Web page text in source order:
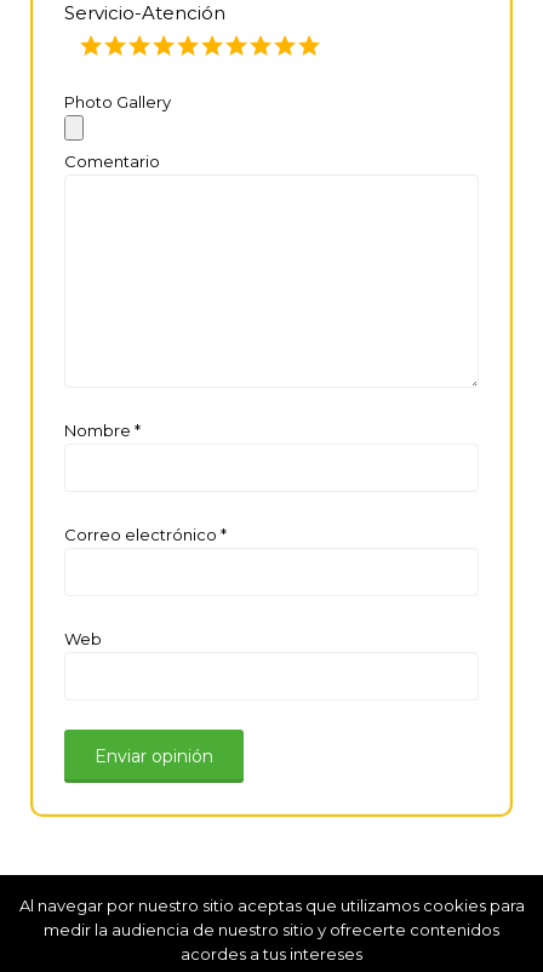
Servicio-Atención
Photo Gallery
Comentario
Nombre *
Correo electrónico *
Web
Copyright Gastronomía Turismo Euskadi © 2024
Al navegar por nuestro sitio aceptas que utilizamos cookies para
medir la audiencia de nuestro sitio y ofrecerte contenidos
acordes a tus intereses